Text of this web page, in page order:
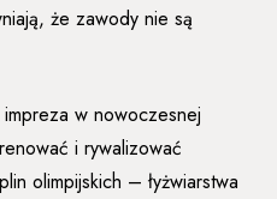
że zawody nie są
w nowoczesnej
i rywalizować
olimpijskich – łyżwiarstwa